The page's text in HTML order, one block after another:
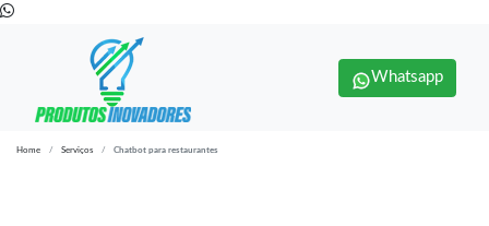
Whatsapp
Home Serviços Chatbot para restaurantes